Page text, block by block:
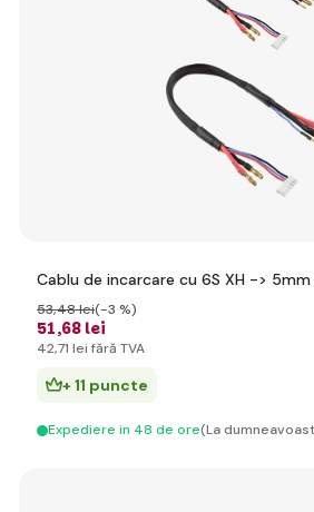
Cablu de incarcare cu 6S XH ->
51,68 lei
53,48 lei(-3 %)
42,71 lei fără TVA
+ 11 puncte
Expediere in 48 de ore(La